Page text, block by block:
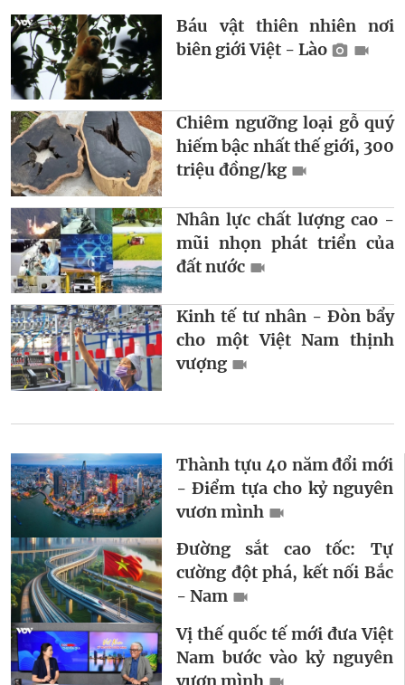
Báu vật thiên nhiên nơi
biên giới Việt - Lào
Chiêm ngưỡng loại gỗ quý
hiếm bậc nhất thế giới, 300
triệu đồng/kg
Nhân lực chất lượng cao -
mũi nhọn phát triển của
đất nước
Kinh tế tư nhân - Đòn bẩy
cho một Việt Nam thịnh
vượng
Thành tựu 40 năm đổi mới
- Điểm tựa cho kỷ nguyên
vươn mình
Đường sắt cao tốc: Tự
cường đột phá, kết nối Bắc
- Nam
Vị thế quốc tế mới đưa Việt
Nam bước vào kỷ nguyên